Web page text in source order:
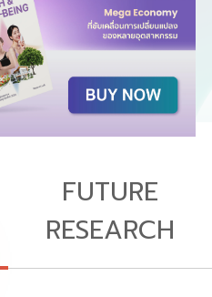
FUTURE
RESEARCH